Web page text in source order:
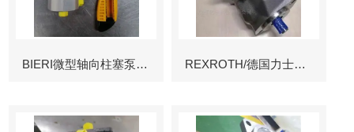
BIERI微型轴向柱塞泵AKP REXROTH/德国力士乐叶片泵